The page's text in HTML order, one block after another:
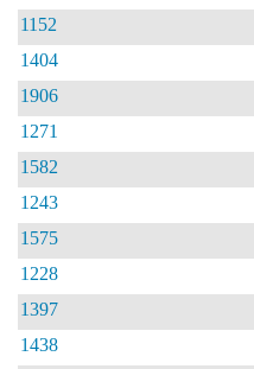
1152
1404
1906
1271
1582
1243
1575
1228
1397
1438